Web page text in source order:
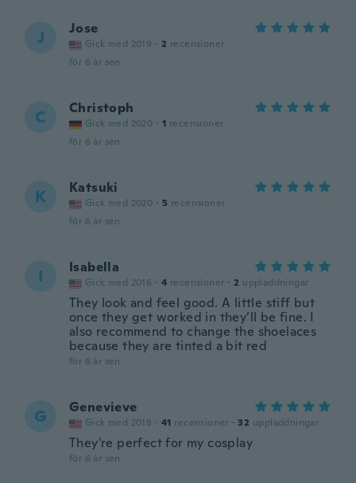
J Jose
Gick med 2019 · 2 recensioner
för 6 år sen
C Christoph
Gick med 2020 · 1 recensioner
för 6 år sen
K Katsuki
Gick med 2020 · 5 recensioner
för 6 år sen
I Isabella
Gick med 2016 · 4 recensioner · 2 uppladdningar
They look and feel good. A little stiff but
once they get worked in they’ll be fine. I
also recommend to change the shoelaces
because they are tinted a bit red
för 6 år sen
G Genevieve
Gick med 2018 · 41 recensioner · 32 uppladdningar
They're perfect for my cosplay
för 6 år sen